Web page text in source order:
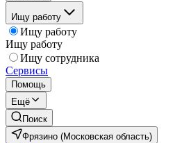
Ищу работу
Ищу работу
Ищу работу
Ищу сотрудника
Сервисы
Помощь
Ещё
Поиск
Фрязино (Московская область)